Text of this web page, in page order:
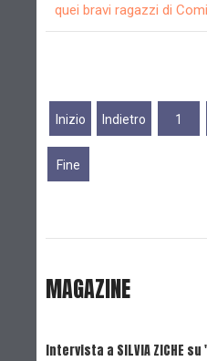
quei bravi ragazzi di
Inizio Indietro 1
Fine
MAGAZINE
Intervista a SILVIA ZICHE su